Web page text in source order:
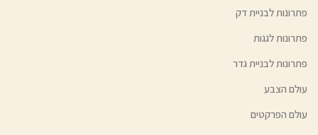
פתרונות לבניית דק
פתרונות לגגות
פתרונות לבניית גדר
עולם הצבע
עולם הפרקטים